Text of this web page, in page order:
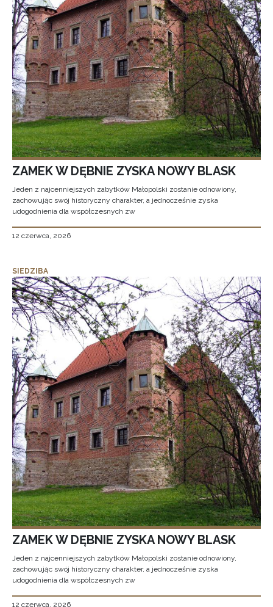
ZAMEK W DĘBNIE ZYSKA NOWY BLASK
Jeden z najcenniejszych zabytków Małopolski zostanie odnowiony,
zachowując swój historyczny charakter, a jednocześnie zyska
udogodnienia dla współczesnych zw
12 czerwca, 2026
SIEDZIBA
ZAMEK W DĘBNIE ZYSKA NOWY BLASK
Jeden z najcenniejszych zabytków Małopolski zostanie odnowiony,
zachowując swój historyczny charakter, a jednocześnie zyska
udogodnienia dla współczesnych zw
12 czerwca, 2026